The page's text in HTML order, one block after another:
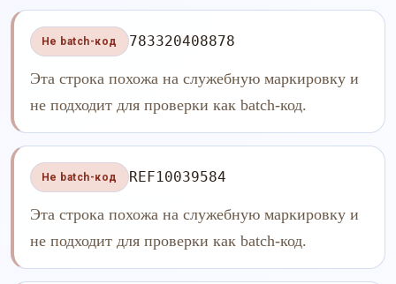
Не batch-код 783320408878
Эта строка похожа на служебную маркировку и
не подходит для проверки как batch-код.
Не batch-код REF10039584
Эта строка похожа на служебную маркировку и
не подходит для проверки как batch-код.